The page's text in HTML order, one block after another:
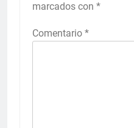
marcados con *
Comentario *